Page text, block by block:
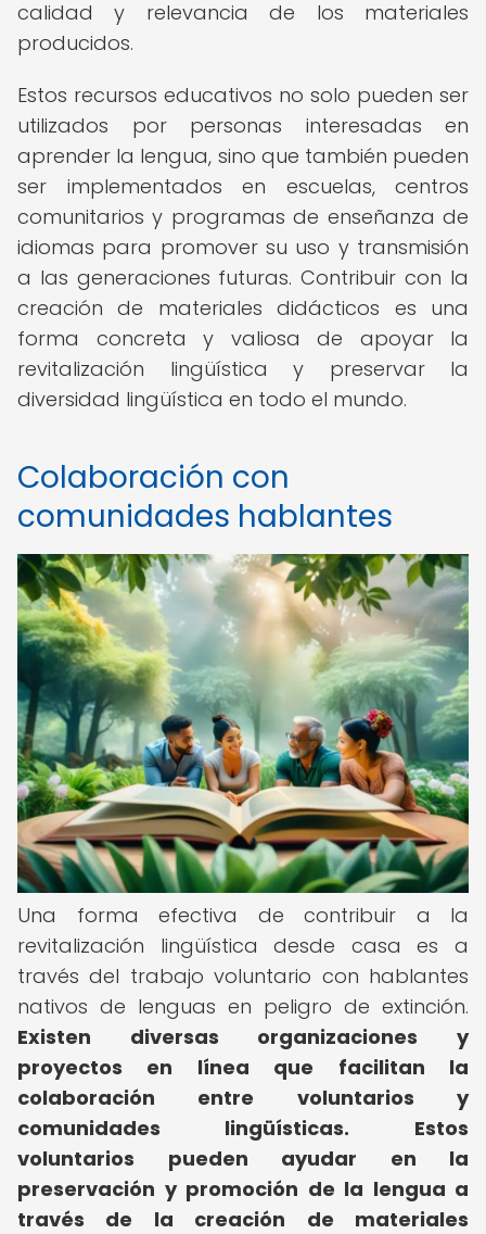
calidad y relevancia de los materiales
producidos.
Estos recursos educativos no solo pueden ser
utilizados por personas interesadas en
aprender la lengua, sino que también pueden
ser implementados en escuelas, centros
comunitarios y programas de enseñanza de
idiomas para promover su uso y transmisión
a las generaciones futuras. Contribuir con la
creación de materiales didácticos es una
forma concreta y valiosa de apoyar la
revitalización lingüística y preservar la
diversidad lingüística en todo el mundo.
Colaboración con
comunidades hablantes
Una forma efectiva de contribuir a la
revitalización lingüística desde casa es a
través del trabajo voluntario con hablantes
nativos de lenguas en peligro de extinción.
Existen diversas organizaciones y
proyectos en línea que facilitan la
colaboración entre voluntarios y
comunidades lingüísticas.
Estos
voluntarios pueden ayudar en la
preservación y promoción de la lengua a
través de la creación de materiales